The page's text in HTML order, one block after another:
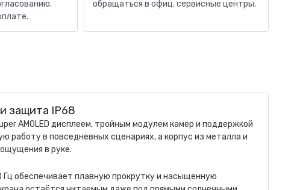
обращаться в офиц. сервисные центры.
защита IP68
AMOLED дисплеем, тройным модулем камер и поддержкой
работу в повседневных сценариях, а корпус из металла и
в руке.
обеспечивает плавную прокрутку и насыщенную